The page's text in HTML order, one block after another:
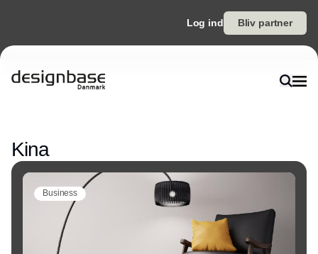
Log ind Bliv partner
Kina
Business